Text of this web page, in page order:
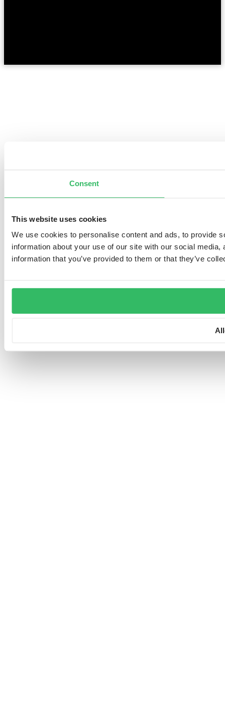
Consent
This website uses cookies
We use cookies to personalise content and ads, to provide
information about your use of our site with our social
information that you’ve provided to them or that they’ve